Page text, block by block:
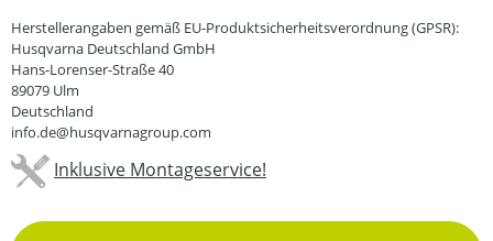
Herstellerangaben gemäß EU-Produktsicherheitsverordnung (GPSR):
Husqvarna Deutschland GmbH
Hans-Lorenser-Straße 40
89079 Ulm
Deutschland
info.de@husqvarnagroup.com
Inklusive Montageservice!